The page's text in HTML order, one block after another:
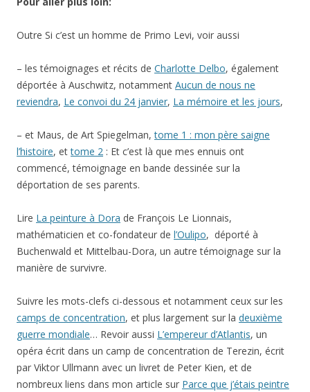
Outre Si c’est un homme de Primo Levi, voir aussi
– les témoignages et récits de Charlotte Delbo, également
déportée à Auschwitz, notamment Aucun de nous ne
reviendra, Le convoi du 24 janvier, La mémoire et les jours,
– et Maus, de Art Spiegelman,tome 1 : mon père saigne
l’histoire, ettome 2 : Et c’est là que mes ennuis ont
commencé, témoignage en bande dessinée sur la
déportation de ses parents.
Lire La peinture à Dora de François Le Lionnais,
mathématicien et co-fondateur de l’Oulipo, déporté à
Buchenwald et Mittelbau-Dora, un autre témoignage sur la
manière de survivre.
Suivre les mots-clefs ci-dessous et notamment ceux sur les
camps de concentration, et plus largement sur la deuxième
guerre mondiale… Revoir aussi L’empereur d’Atlantis, un
opéra écrit dans un camp de concentration de Terezin, écrit
par Viktor Ullmann avec un livret de Peter Kien, et de
nombreux liens dans mon article sur Parce que j’étais peintre